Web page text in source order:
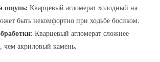
ощупь: Кварцевый агломерат холодный на
быть некомфортно при ходьбе босиком.
Кварцевый агломерат сложнее
чем акриловый камень.